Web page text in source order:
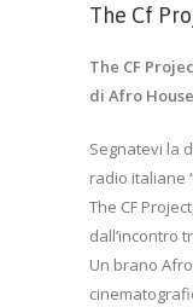
The Cf
The CF
di Afro
Segnatevi la
radio italiane
The CF
dall’incontro
Un brano